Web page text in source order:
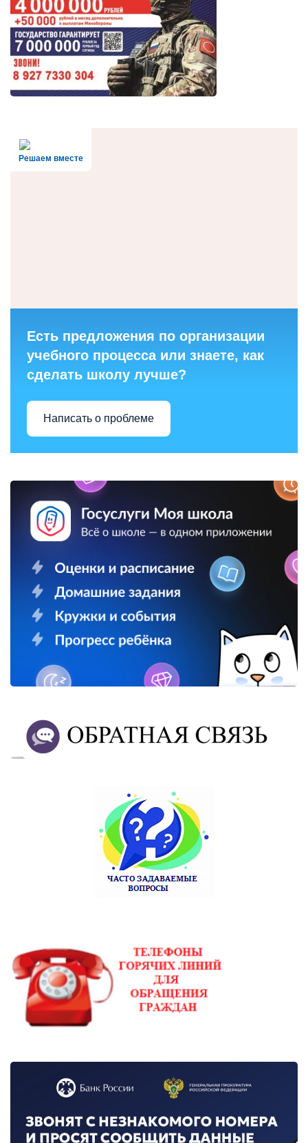
Решаем вместе
Есть предложения по организации
учебного процесса или знаете, как
сделать школу лучше?
Написать о проблеме